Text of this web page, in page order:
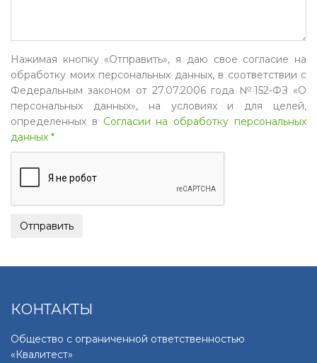
Нажимая кнопку «Отправить», я даю свое согласие на
обработку моих персональных данных, в соответствии с
Федеральным законом от 27.07.2006 года №152-ФЗ «О
персональных данных», на условиях и для целей,
определенных в Согласии на обработку персональных
данных *
КОНТАКТЫ
Общество с ограниченной ответственностью
«Квалитест»